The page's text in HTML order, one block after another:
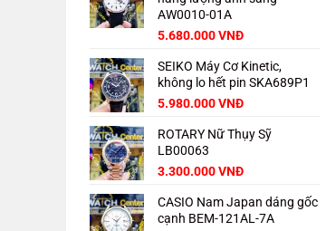
AW0010-01A
Giá
là:
8.000.000 VNĐ.
5.680.000VNĐGiá
tại
là:
5.680.000 VNĐ.
SEIKO Máy Cơ Kinetic,
không lo hết pin SKA689P1
Giá
là:
8.000.000 VNĐ.
5.980.000VNĐGiá
tại
5.980.000 VNĐ.
ROTARY Nữ Thụy Sỹ
LB00063
3.300.000VNĐ
CASIO Nam Japan dáng gốc
cạnh BEM-121AL-7A